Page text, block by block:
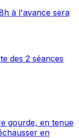
à l'avance sera
des 2 séances
gourde, en tenue
en